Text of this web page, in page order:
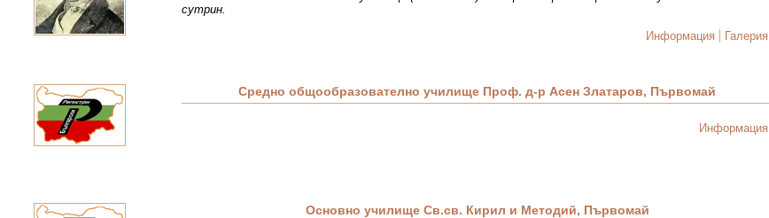
сутрин.
Информация
Галерия
Средно общообразователно училище Проф. д-р Асен Златаров, Първомай
Информация
Основно училище Св.св. Кирил и Методий, Първомай